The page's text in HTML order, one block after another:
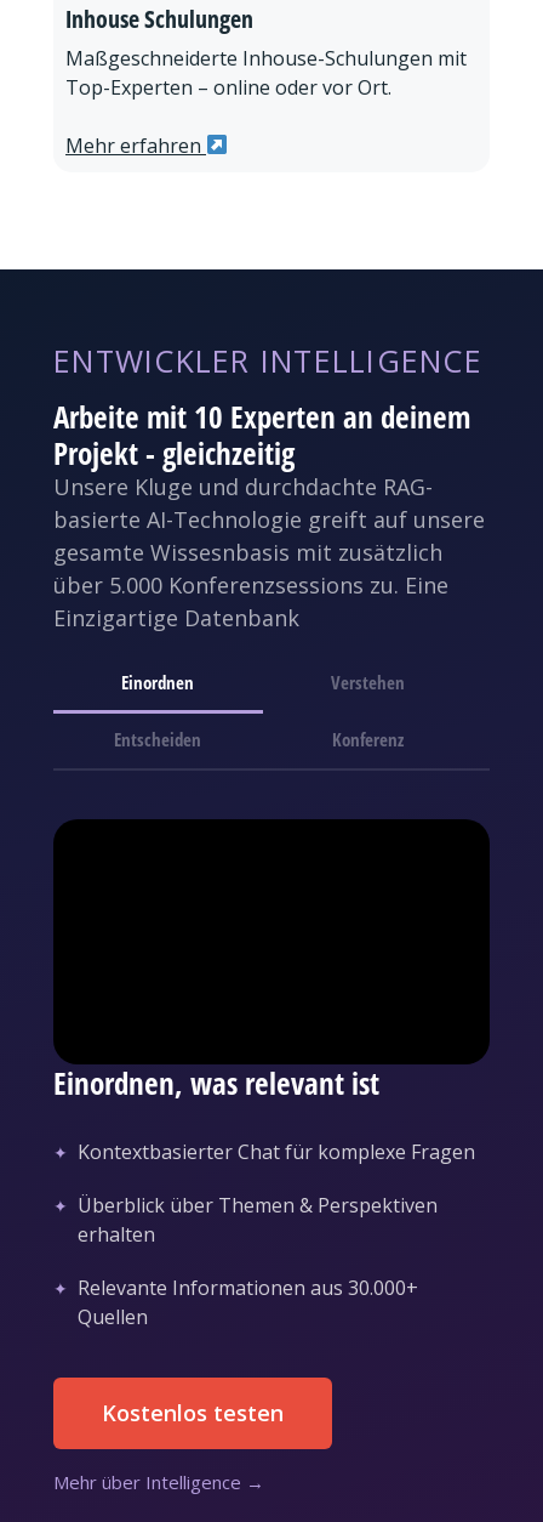
Inhouse Schulungen
Maßgeschneiderte Inhouse-Schulungen mit
Top-Experten – online oder vor Ort.
Mehr erfahren
ENTWICKLER INTELLIGENCE
Arbeite mit 10 Experten an deinem
Projekt - gleichzeitig
Unsere Kluge und durchdachte RAG-
basierte AI-Technologie greift auf unsere
gesamte Wissesnbasis mit zusätzlich
über 5.000 Konferenzsessions zu. Eine
Einzigartige Datenbank
Einordnen Verstehen
Entscheiden Konferenz
Einordnen, was relevant ist
Kontextbasierter Chat für komplexe Fragen
Überblick über Themen & Perspektiven
erhalten
Relevante Informationen aus 30.000+
Quellen
Kostenlos testen
Mehr über Intelligence →